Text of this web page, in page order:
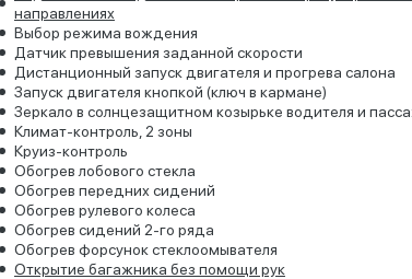
направлениях
Выбор режима вождения
Датчик превышения заданной скорости
Дистанционный запуск двигателя и прогрева салона
Запуск двигателя кнопкой (ключ в кармане)
Зеркало в солнцезащитном козырьке водителя и
Климат-контроль, 2 зоны
Круиз-контроль
Обогрев лобового стекла
Обогрев передних сидений
Обогрев рулевого колеса
Обогрев сидений 2-го ряда
Обогрев форсунок стеклоомывателя
Открытие багажника без помощи рук